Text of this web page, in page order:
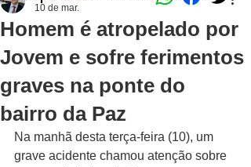
Homem é atropelado por
Jovem e sofre ferimentos
graves na ponte do
bairro da Paz
10 de mar.
Na manhã desta terça-feira (10), um
grave acidente chamou atenção sobre